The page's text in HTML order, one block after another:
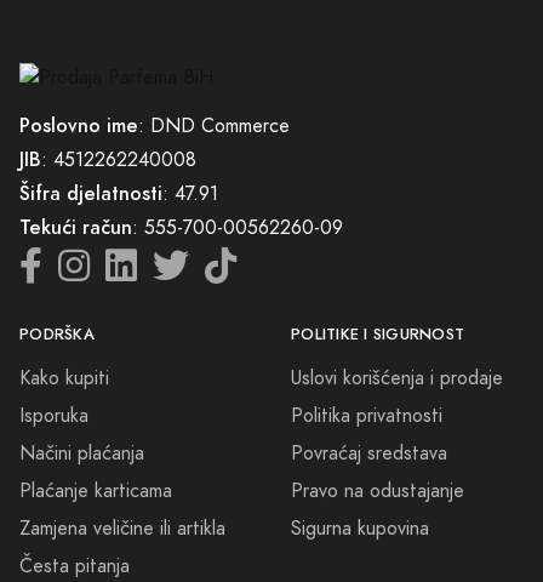
Poslovno ime: DND Commerce
JIB: 4512262240008
Šifra djelatnosti: 47.91
Tekući račun: 555-700-00562260-09
PODRŠKA
Kako kupiti
Isporuka
Načini plaćanja
Plaćanje karticama
Zamjena veličine ili artikla
Česta pitanja
POLITIKE I SIGURNOST
Uslovi korišćenja i prodaje
Politika privatnosti
Povraćaj sredstava
Pravo na odustajanje
Sigurna kupovina